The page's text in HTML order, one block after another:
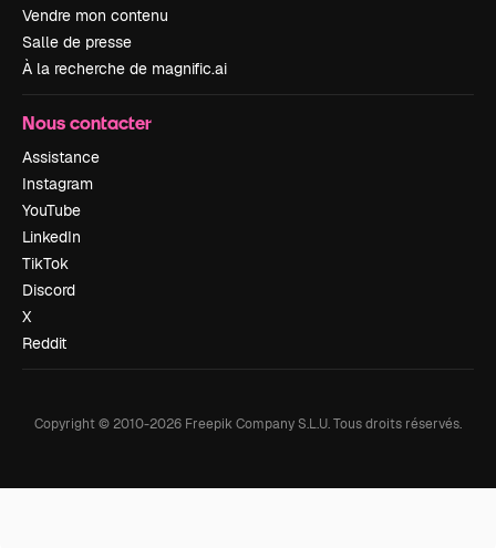
Vendre mon contenu
Salle de presse
À la recherche de magnific.ai
Nous contacter
Assistance
Instagram
YouTube
LinkedIn
TikTok
Discord
X
Reddit
Copyright © 2010-2026 Freepik Company S.L.U.Tous droits réservés.